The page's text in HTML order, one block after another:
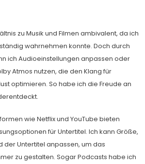
zu Musik und Filmen ambivalent, da ich
wahrnehmen konnte. Doch durch
ich Audioeinstellungen anpassen oder
Atmos nutzen, die den Klang für
optimieren. So habe ich die Freude an
wie Netflix und YouTube bieten
für Untertitel. Ich kann Größe,
der Untertitel anpassen, um das
zu gestalten. Sogar Podcasts habe ich